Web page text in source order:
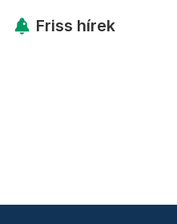
Friss hírek